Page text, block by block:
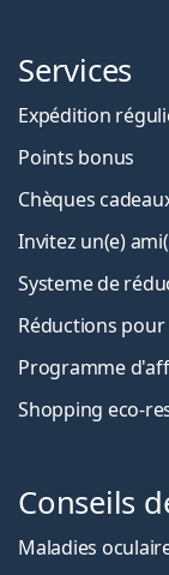
Services
Expédition
Points bonus
Chèques
Invitez un(e)
Systeme de
Réductions
Programme
Shopping eco-
Conseils
Maladies